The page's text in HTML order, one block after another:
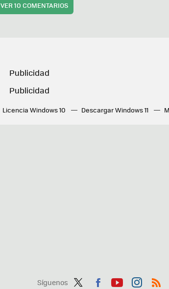
VER10 COMENTARIOS
Licencia Windows 10 Descargar Windows 11
Síguenos